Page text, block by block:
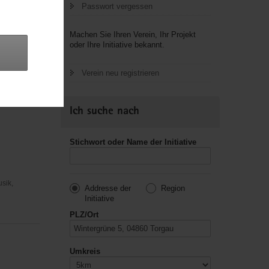
Passwort vergessen
Machen Sie Ihren Verein, Ihr Projekt
oder Ihre Initiative bekannt.
Verein neu registrieren
Ich suche nach
Stichwort oder Name der Initiative
Addresse der
Initiative
Region
PLZ/Ort
Umkreis